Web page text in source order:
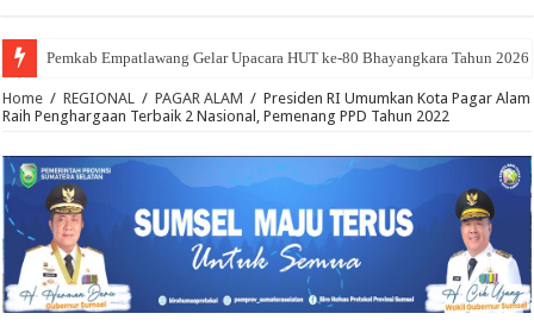
Pemkab Empatlawang Gelar Upacara HUT ke-80 Bhayangkara Tahun 2026
Home / REGIONAL / PAGAR ALAM / Presiden RI Umumkan Kota Pagar Alam
Raih Penghargaan Terbaik 2 Nasional, Pemenang PPD Tahun 2022